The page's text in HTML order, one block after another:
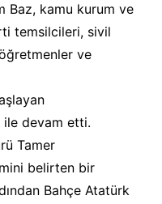
Baz, kamu kurum ve
temsilcileri, sivil
ve
ile devam etti.
Tamer
belirten bir
Bahçe Atatürk